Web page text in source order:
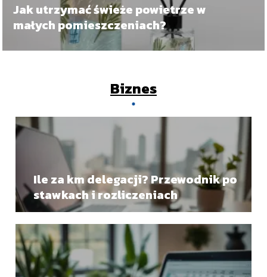
Jak utrzymać świeże powietrze w
małych pomieszczeniach?
Biznes
Ile za km delegacji? Przewodnik po
stawkach i rozliczeniach